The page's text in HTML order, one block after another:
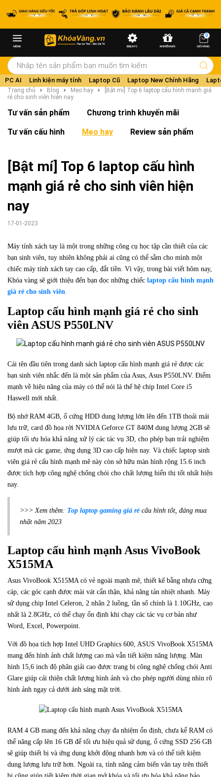
MENU BUILD PC KHUYẾN MÃI
0
GIỎ HÀNG
PC AI Linh kiện máy tính Laptop Cũ Laptop New Chính Hãng
Trang chủ Blog Mẹo hay
[Bật mí] Top 6 laptop cấu hình mạnh giá
rẻ cho sinh viên hiện nay
Tư vấn sản phẩm Chương trình khuyến mãi
Tư vấn cấu hình Mẹo hay Review sản phẩm
[Bật mí] Top 6 laptop cấu hình
mạnh giá rẻ cho sinh viên hiện
nay
17-01-2023
Máy tính xách tay là một trong những công cụ học tập cần thiết của các
bạn sinh viên, tuy nhiên không phải ai cũng có thể sắm cho mình một
chiếc máy tính xách tay cao cấp, đắt tiền. Vì vậy, trong bài viết hôm nay,
Khóa vàng sẽ giới thiệu đến bạn đọc những chiếc laptop cấu hình mạnh
giá rẻ cho sinh viên
Laptop cấu hình mạnh giá rẻ cho sinh
viên ASUS P550LNV
Cái tên đầu tiên trong danh sách laptop cấu hình mạnh giá rẻ được các
bạn sinh viên nhắc đến là một sản phẩm của Asus, Asus P550LNV. Điểm
mạnh về hiệu năng của máy có thể nói là thế hệ chip Intel Core i5
Haswell mới nhất.
Bộ nhớ RAM 4GB, ổ cứng HDD dung lượng lớn lên đến 1TB thoải mái
lưu trữ, card đồ họa rời NVIDIA Geforce GT 840M dung lượng 2GB sẽ
giúp tối ưu hóa khả năng xử lý các tác vụ 3D, cho phép bạn trải nghiệm
mượt mà các game, ứng dụng 3D cao cấp hiện nay. Và chiếc laptop sinh
viên giá rẻ cấu hình mạnh mẽ này còn sở hữu màn hình rộng 15.6 inch
được tích hợp công nghệ chống chói cho chất lượng hiển thị tốt nhất hiện
nay.
>>> Xem thêm: Top laptop gaming giá rẻ cấu hình tốt, đáng mua
nhất năm 2023
Laptop cấu hình mạnh Asus VivoBook
X515MA
Asus VivoBook X515MA có vẻ ngoài mạnh mẽ, thiết kế bằng nhựa cứng
cáp, các góc cạnh được mài vát cẩn thận, khả năng tản nhiệt nhanh. Máy
sử dụng chip Intel Celeron, 2 nhân 2 luồng, tần số chính là 1.10GHz, cao
nhất là 2.8GHz, có thể chạy ổn định khi chạy các tác vụ cơ bản như
Word, Excel, Powerpoint.
Với đồ họa tích hợp Intel UHD Graphics 600, ASUS VivoBook X515MA
mang đến hình ảnh chất lượng cao mà vẫn tiết kiệm năng lượng. Màn
hình 15,6 inch độ phân giải cao được trang bị công nghệ chống chói Anti
Glare giúp cải thiện chất lượng hình ảnh và cho phép người dùng nhìn rõ
hình ảnh ngay cả dưới ánh sáng mặt trời.
RAM 4 GB mang đến khả năng chạy đa nhiệm ổn định, chưa kể RAM có
thể nâng cấp lên 16 GB để tối ưu hiệu quả sử dụng, ổ cứng SSD 256 GB
sẽ giúp thiết bị và ứng dụng khởi động nhanh hơn và có thể tiết kiệm
dung lượng lưu trữ hơn. Ngoài ra, tính năng cảm biến vân tay trên thiết